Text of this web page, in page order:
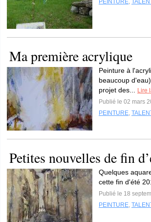
PEINTURE,
Ma première acrylique
Peinture à
beaucoup
projet des...
Lire
Publié le 02 mars
PEINTURE,
Petites nouvelles de fin
Quelques
cette fin d'été
Publié le 18
PEINTURE,